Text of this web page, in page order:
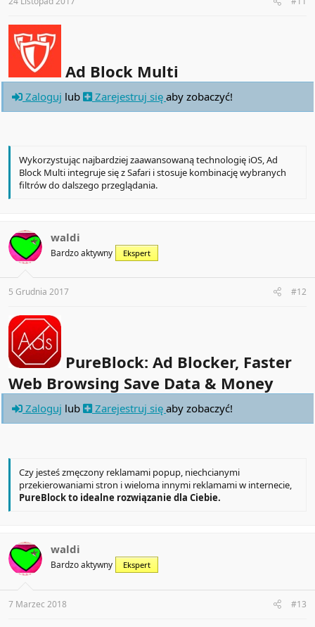
Ad Block Multi
Zaloguj lub Zarejestruj się aby zobaczyć!
Wykorzystując najbardziej zaawansowaną technologię iOS, Ad
Block Multi integruje się z Safari i stosuje kombinację wybranych
filtrów do dalszego przeglądania.
waldi
Bardzo aktywny Ekspert
5 Grudnia 2017 #12
PureBlock: Ad Blocker, Faster
Web Browsing Save Data & Money
Zaloguj lub Zarejestruj się aby zobaczyć!
Czy jesteś zmęczony reklamami popup, niechcianymi
przekierowaniami stron i wieloma innymi reklamami w internecie,
PureBlock to idealne rozwiązanie dla Ciebie.
waldi
Bardzo aktywny Ekspert
7 Marzec 2018 #13